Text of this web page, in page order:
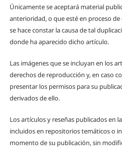
Únicamente se aceptará material
anterioridad, o que esté en proceso
se hace constar la causa de tal
donde ha aparecido dicho artículo.
Las imágenes que se incluyan en los
derechos de reproducción y, en caso
presentar los permisos para su
derivados de ello.
Los artículos y reseñas publicados en
incluidos en repositorios temáticos o
momento de su publicación, sin